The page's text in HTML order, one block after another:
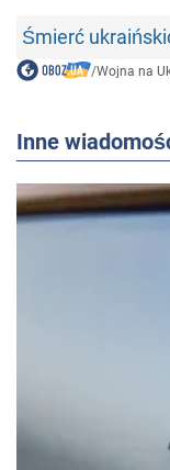
Śmierć
/Wojna na
Inne